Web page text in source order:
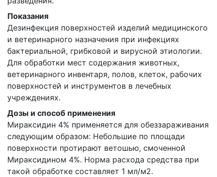
Показания
Дезинфекция поверхностей изделий медицинского
и ветеринарного назначения при инфекциях
бактериальной, грибковой и вирусной этиологии.
Для обработки мест содержания животных,
ветеринарного инвентаря, полов, клеток, рабочих
поверхностей и инструментов в лечебных
учреждениях.
Дозы и способ применения
Мираксидин 4% применяется для обеззараживания
следующим образом: Небольшие по площади
поверхности протирают ветошью, смоченной
Мираксидином 4%. Норма расхода средства при
такой обработке составляет 1 мл/м2.